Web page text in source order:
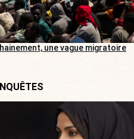
une vague migratoire